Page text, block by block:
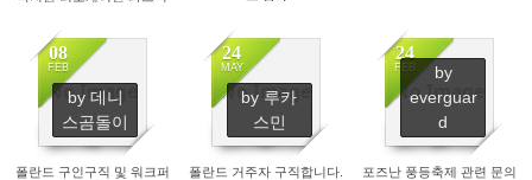
No Image
08
FEB
by 데니
스곰돌이
5803
폴란드 구인구직 및 워크퍼
No Image
24
MAY
by 루카
스민
1594
폴란드 거주자 구직합니다.
No Image
24
FEB
by
everguar
d
31072
포즈난 풍등축제 관련 문의